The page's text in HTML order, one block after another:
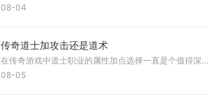
08-04
传奇道士加攻击还是道术
在传奇游戏中道士职业的属性加点选择一直是个值得深入探讨的话题，玩家需要在攻击属性与道术属性之间找到最适合自身玩法的平衡点。这个问题没有绝对的答案，而是需要根据不同
08-05